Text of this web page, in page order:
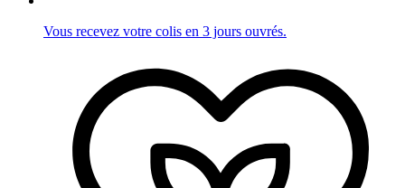
Vous recevez votre colis en 3 jours ouvrés.